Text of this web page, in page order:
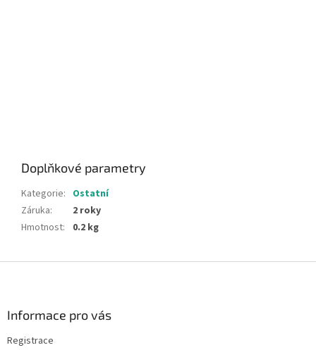
Doplňkové parametry
Kategorie: Ostatní
Záruka:
2 roky
Hmotnost: 0.2 kg
Informace pro vás
Registrace